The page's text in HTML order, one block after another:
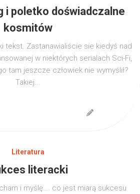
i poletko doświadczalne
kosmitów
tekst. Zastanawialiście sie kiedyś nad
w niektórych serialach Sci-Fi,
tam jeszcze człowiek nie wymyślił?
Takiej...
Literatura
literacki
i myślę…. co jest miarą sukcesu